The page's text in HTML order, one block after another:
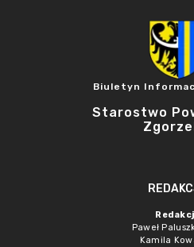
Biuletyn
Starostwo
Paweł
Kamila